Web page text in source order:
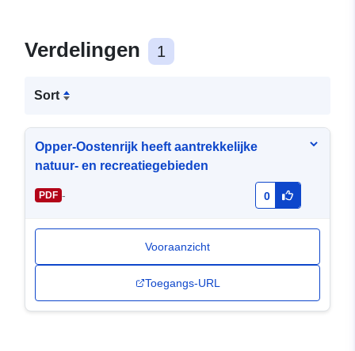
Verdelingen 1
Sort
Opper-Oostenrijk heeft aantrekkelijke
natuur- en recreatiegebieden
PDF - 0
Vooraanzicht
Toegangs-URL